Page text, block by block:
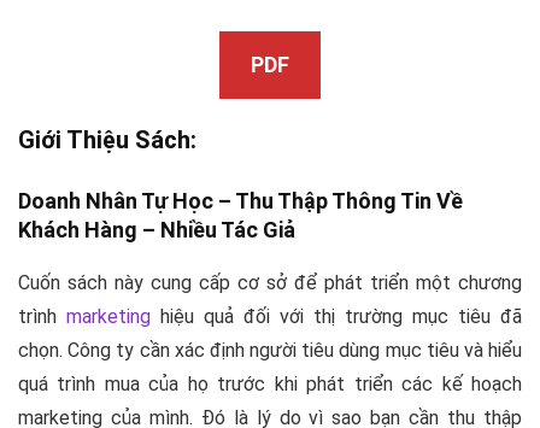
PDF
Giới Thiệu Sách:
Doanh Nhân Tự Học – Thu Thập Thông Tin Về
Khách Hàng – Nhiều Tác Giả
Cuốn sách này cung cấp cơ sở để phát triển một chương
trình marketing hiệu quả đối với thị trường mục tiêu đã
chọn. Công ty cần xác định người tiêu dùng mục tiêu và hiểu
quá trình mua của họ trước khi phát triển các kế hoạch
marketing của mình. Đó là lý do vì sao bạn cần thu thập